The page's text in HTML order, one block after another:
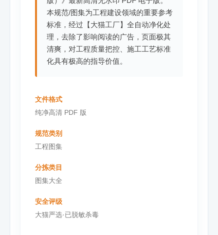
本规范/图集为工程建设领域的重要参考
标准，经过【大猫工厂】全自动净化处
理，去除了影响阅读的广告，页面极其
清爽，对工程质量把控、施工工艺标准
化具有极高的指导价值。
文件格式
纯净高清 PDF 版
规范类别
工程图集
分拣类目
图集大全
安全评级
大猫严选·已脱敏杀毒